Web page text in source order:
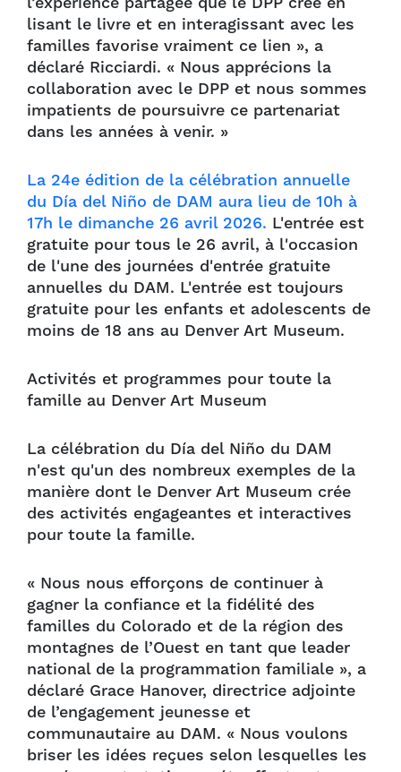
lisant le livre et en interagissant avec les
familles favorise vraiment ce lien », a
déclaré Ricciardi. « Nous apprécions la
collaboration avec le DPP et nous sommes
impatients de poursuivre ce partenariat
dans les années à venir. »
La 24e édition de la célébration annuelle
du Día del Niño de DAM aura lieu de 10h à
17h le dimanche 26 avril 2026. L'entrée est
gratuite pour tous le 26 avril, à l'occasion
de l'une des journées d'entrée gratuite
annuelles du DAM. L'entrée est toujours
gratuite pour les enfants et adolescents de
moins de 18 ans au Denver Art Museum.
Activités et programmes pour toute la
famille au Denver Art Museum
La célébration du Día del Niño du DAM
n'est qu'un des nombreux exemples de la
manière dont le Denver Art Museum crée
des activités engageantes et interactives
pour toute la famille.
« Nous nous efforçons de continuer à
gagner la confiance et la fidélité des
familles du Colorado et de la région des
montagnes de l’Ouest en tant que leader
national de la programmation familiale », a
déclaré Grace Hanover, directrice adjointe
de l’engagement jeunesse et
communautaire au DAM. « Nous voulons
briser les idées reçues selon lesquelles les